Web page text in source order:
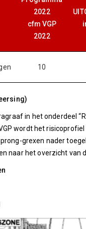
2022
cfm VGP
2022
10
in het onderdeel
wordt het
grexen nader
naar het overzicht van